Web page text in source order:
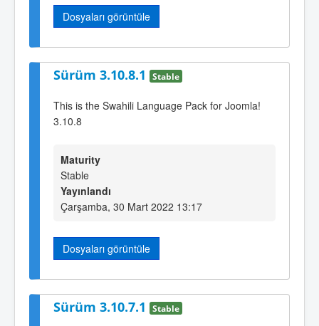
Dosyaları görüntüle
Sürüm 3.10.8.1 Stable
This is the Swahili Language Pack for Joomla!
3.10.8
Maturity
Stable
Yayınlandı
Çarşamba, 30 Mart 2022 13:17
Dosyaları görüntüle
Sürüm 3.10.7.1 Stable